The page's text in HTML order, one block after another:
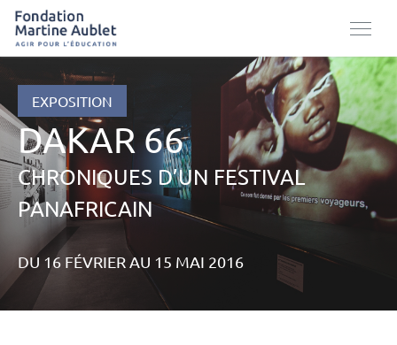
EXPOSITION
DAKAR 66
CHRONIQUES D’UN FESTIVAL
PANAFRICAIN
DU 16 FÉVRIER AU 15 MAI 2016